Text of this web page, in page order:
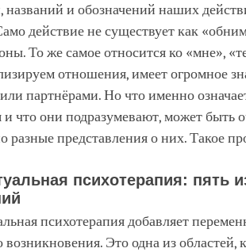
названий и обозначений наших
действие не существует как
То же самое относится ко «мне»,
отношения, имеет огромное
партнёрами. Но что именно
что они подразумевают, может быть
разные представления о них. Такое
психотерапия: пять
психотерапия добавляет
возникновения. Это одна из областей,